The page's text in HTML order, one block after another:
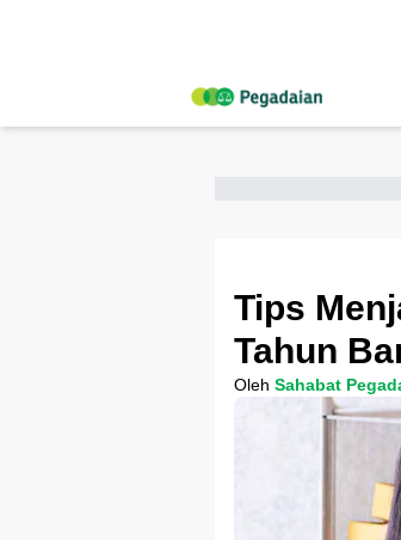
Tips
Tahun
Oleh Sahabat